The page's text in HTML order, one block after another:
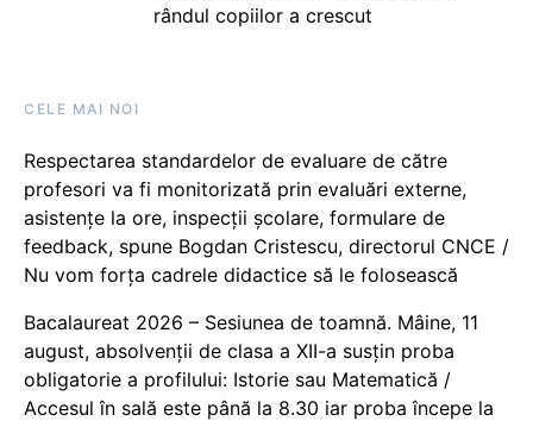
rândul copiilor a crescut
CELE MAI NOI
Respectarea standardelor de evaluare de către
profesori va fi monitorizată prin evaluări externe,
asistențe la ore, inspecții școlare, formulare de
feedback, spune Bogdan Cristescu, directorul CNCE /
Nu vom forța cadrele didactice să le folosească
Bacalaureat 2026 – Sesiunea de toamnă. Mâine, 11
august, absolvenții de clasa a XII-a susțin proba
obligatorie a profilului: Istorie sau Matematică /
Accesul în sală este până la 8.30 iar proba începe la